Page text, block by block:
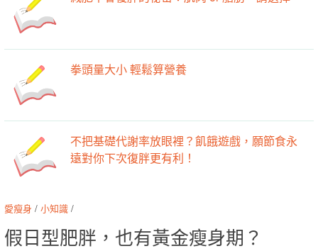
拳頭量大小 輕鬆算營養
不把基礎代謝率放眼裡？飢餓遊戲，願節食永
遠對你下次復胖更有利！
愛瘦身 / 小知識 /
假日型肥胖，也有黃金瘦身期？